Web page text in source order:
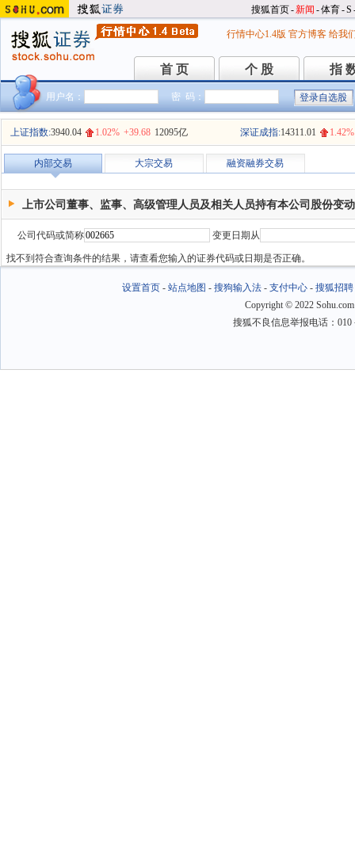
搜狐首页-新闻 -体育-S
行情中心1.4版 官方博客 给我
首 页
首 页 个 股
个 股 指
指
用户名： 密 码：
上证指数:3940.04 1.02% +39.68 12095亿 深证成指:14311.01 1.42%
内部交易 大宗交易 融资融券交易
上市公司董事、监事、高级管理人员及相关人员持有本公司股份变
公司代码或简称 变更日期从
找不到符合查询条件的结果，请查看您输入的证券代码或日期是否正确。
设置首页 -站点地图 -搜狗输入法 -支付中心 -搜狐招聘
Copyright © 2022
搜狐不良信息举报电话：010